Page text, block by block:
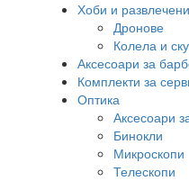
Хоби и
Дронове
Колела и
Аксесоари за
Комплекти за
Оптика
Аксесоари
Бинокли
Микроскопи
Телескопи